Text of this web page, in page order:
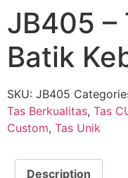
JB405 –
Batik
SKU: JB405
Tas Berkualitas, Tas
Custom, Tas Unik
Description